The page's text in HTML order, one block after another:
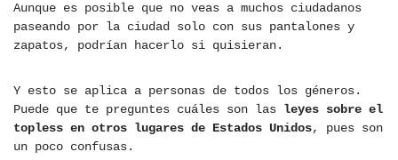
Aunque es posible que no veas a muchos ciudadanos
paseando por la ciudad solo con sus pantalones y
zapatos, podrían hacerlo si quisieran.
Y esto se aplica a personas de todos los géneros.
Puede que te preguntes cuáles son las leyes sobre el
topless en otros lugares de Estados Unidos, pues son
un poco confusas.